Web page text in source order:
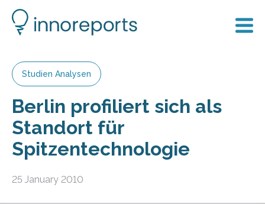
Studien Analysen
Berlin profiliert sich als
Standort für
Spitzentechnologie
25 January 2010